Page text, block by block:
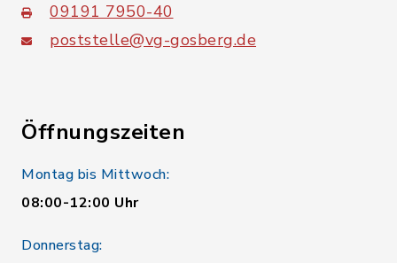
09191 7950-40
poststelle@vg-gosberg.de
Öffnungszeiten
Montag bis Mittwoch:
08:00-12:00 Uhr
Donnerstag: